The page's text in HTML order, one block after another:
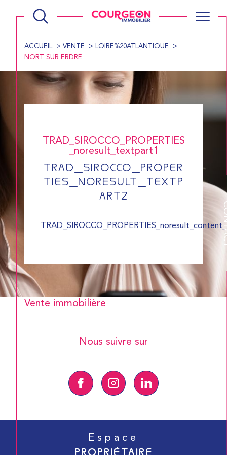
ACCUEIL VENTE
LOIRE%20ATLANTIQUE
NORT SUR ERDRE
TRAD_SIROCCO_PROPERTIES
_noresult_textpart1
TRAD_SIROCCO_PROPER
TIES_NORESULT_TEXTP
ART2
Vente immobilière
Nous suivre sur
Espace